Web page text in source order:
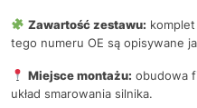
Zawartość zestawu:
tego numeru OE są opisywane
Miejsce montażu: obudowa
układ smarowania silnika.